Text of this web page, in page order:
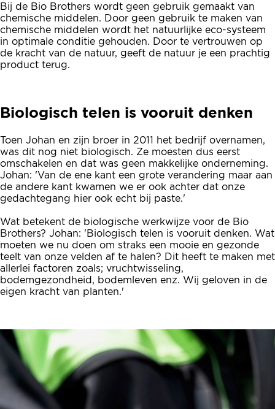
Bij de Bio Brothers wordt geen gebruik gemaakt van
chemische middelen. Door geen gebruik te maken van
chemische middelen wordt het natuurlijke eco-systeem
in optimale conditie gehouden. Door te vertrouwen op
de kracht van de natuur, geeft de natuur je een prachtig
product terug.
Biologisch telen is vooruit denken
Toen Johan en zijn broer in 2011 het bedrijf overnamen,
was dit nog niet biologisch. Ze moesten dus eerst
omschakelen en dat was geen makkelijke onderneming.
Johan: 'Van de ene kant een grote verandering maar aan
de andere kant kwamen we er ook achter dat onze
gedachtegang hier ook echt bij paste.'
Wat betekent de biologische werkwijze voor de Bio
Brothers? Johan: 'Biologisch telen is vooruit denken. Wat
moeten we nu doen om straks een mooie en gezonde
teelt van onze velden af te halen? Dit heeft te maken met
allerlei factoren zoals; vruchtwisseling,
bodemgezondheid, bodemleven enz. Wij geloven in de
eigen kracht van planten.'